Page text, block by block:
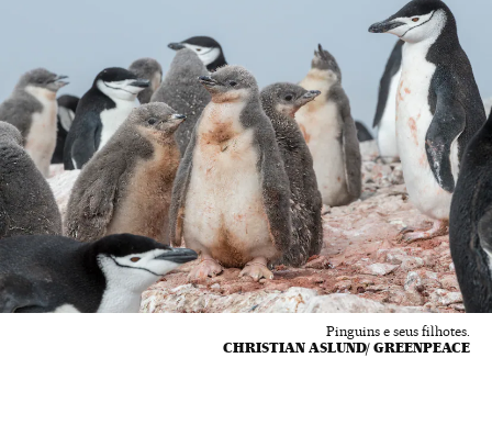
Pinguins e seus filhotes.
CHRISTIAN ASLUND/ GREENPEACE